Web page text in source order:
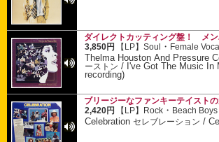
ダイレクトカッティング盤！ メン
3,850円
【LP】Soul ・ Female Vocal
Thelma Houston And Pressure
ーストン / I've Got The Music In
recording)
ブリージーなファンキーテイストの
2,420円
【LP】 Rock ・ Beach
Celebrationセレブレーション /